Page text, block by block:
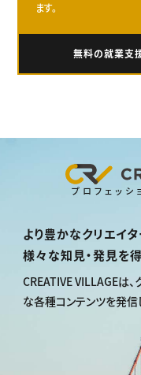
ます。
無料の就業支
プロフェッ
より豊かなクリエイタ
様々な知見・発見を得
CREATIVE VILLAGEは、
な各種コンテンツを発信